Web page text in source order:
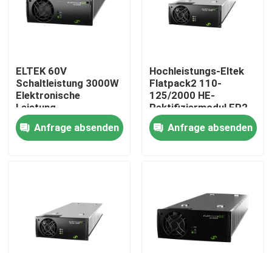
Kontakte
ELTEK 60V
Schaltleistung 3000W
Elektronische
Leistung
Telekommunikation
ELTEK Flatpack2
60/3000 SHE
Anfrage absenden
Hochleistungs-Eltek
Flatpack2 110-
125/2000 HE-
Rektifiziermodul FP2
110/2000 HE WOR
Teilnummer
241115.805
Anfrage absenden